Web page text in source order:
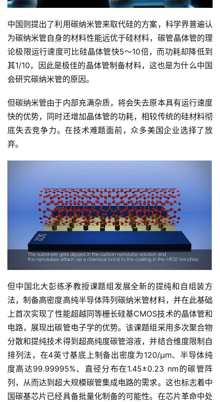
业
界
人
工
智
深
度
学
疗
智
能
驾
驶
智
慧
城
市
登录 注册
中国则提出了利用碳纳米管来取代硅的方案，科学界普遍认
为碳纳米管自身的材料性能远优于硅材料，碳管晶体管的理
论极限运行速度可比硅晶体管快5～10倍，而功耗却降低到
其1/10，因此是极佳的晶体管制备材料，这也是为什么中国
会研究碳纳米管的原因。
但碳纳米管由于内部充满杂质，将会失去原本具有运行速度
快的优势，同时还增加晶体管的功耗，相较传统的硅材料彻
底失去竞争力。在技术难题面前，众多美国企业选择了放
弃。
但中国北大彭练矛教授课题组发展全新的提纯和自组装方
法，制备高密度高纯半导体阵列碳纳米管材料，并在此基础
上首次实现了性能超越同等栅长硅基CMOS技术的晶体管和
电路，展现出碳管电子学的优势。该课题组采用多次聚合物
分散和提纯技术得到超高纯度碳管溶液，并结合维度限制自
排列法，在4英寸基底上制备出密度为120/μm、半导体纯
度高达99.99995%、直径分布在1.45±0.23 nm的碳管阵
列，从而达到超大规模碳管集成电路的需求。这也标志着中
国碳基芯片已经具备批量化制备的可能性。在芯片革命中处